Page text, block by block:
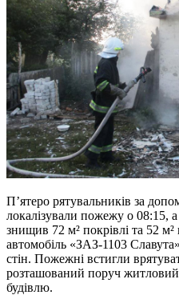
П’ятеро рятувальників за
локалізували пожежу о 08:15,
знищив 72 м² покрівлі та 52
автомобіль «ЗАЗ-1103
стін. Пожежні встигли
розташований поруч
будівлю.